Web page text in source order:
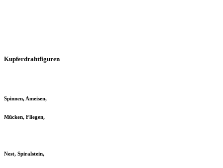
Kupferdrahtfiguren
Spinnen, Ameisen,
Mücken, Fliegen,
Nest, Spiralstein,